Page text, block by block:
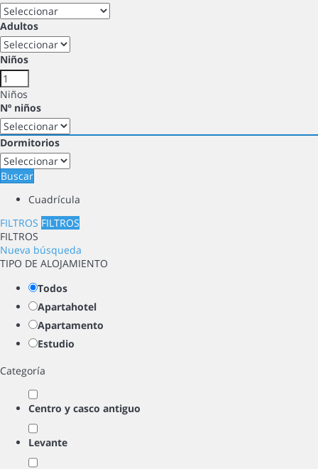
Adultos
Niños
Niños
Nº niños
Dormitorios
Buscar
Cuadrícula
FILTROS FILTROS
FILTROS
Nueva búsqueda
TIPO DE ALOJAMIENTO
Todos
Apartahotel
Apartamento
Estudio
Categoría
Centro y casco antiguo
Levante